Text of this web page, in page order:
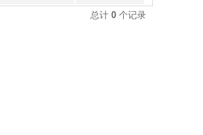
总计 0 个记录